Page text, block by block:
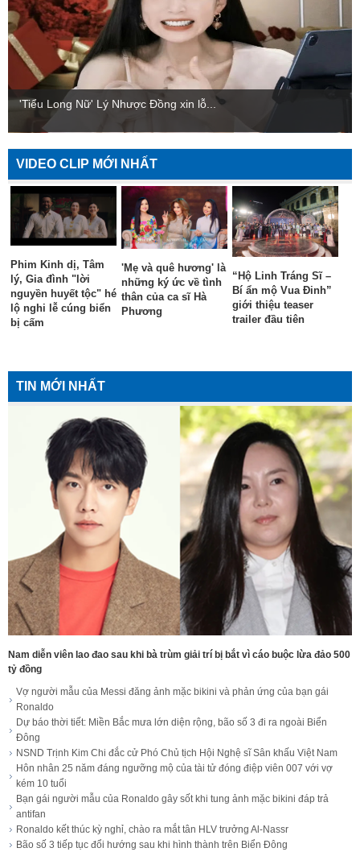
'Tiểu Long Nữ' Lý Nhược Đồng xin lỗ...
VIDEO CLIP MỚI NHẤT
Phim Kinh dị, Tâm
lý, Gia đình "lời
nguyền huyết tộc" hé
lộ nghi lễ cúng biển
bị cấm
'Mẹ và quê hương' là
những ký ức về tình
thân của ca sĩ Hà
Phương
“Hộ Linh Tráng Sĩ –
Bí ẩn mộ Vua Đinh”
giới thiệu teaser
trailer đầu tiên
TIN MỚI NHẤT
Nam diễn viên lao đao sau khi bà trùm giải trí bị bắt vì cáo buộc lừa đảo 500
tỷ đồng
Vợ người mẫu của Messi đăng ảnh mặc bikini và phản ứng của bạn gái
Ronaldo
Dự báo thời tiết: Miền Bắc mưa lớn diện rộng, bão số 3 đi ra ngoài Biển
Đông
NSND Trịnh Kim Chi đắc cử Phó Chủ tịch Hội Nghệ sĩ Sân khấu Việt Nam
Hôn nhân 25 năm đáng ngưỡng mộ của tài tử đóng điệp viên 007 với vợ
kém 10 tuổi
Bạn gái người mẫu của Ronaldo gây sốt khi tung ảnh mặc bikini đáp trả
antifan
Ronaldo kết thúc kỳ nghỉ, chào ra mắt tân HLV trưởng Al-Nassr
Bão số 3 tiếp tục đổi hướng sau khi hình thành trên Biển Đông